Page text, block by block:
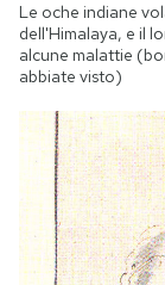
Le oche indiane
dell'Himalaya, e il
alcune malattie
abbiate visto)